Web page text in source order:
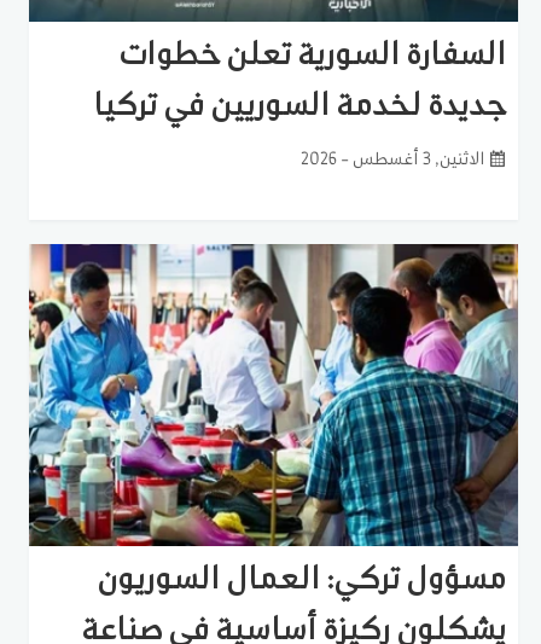
السفارة السورية تعلن خطوات
جديدة لخدمة السوريين في تركيا
الاثنين, 3 أغسطس - 2026
مسؤول تركي: العمال السوريون
يشكلون ركيزة أساسية في صناعة